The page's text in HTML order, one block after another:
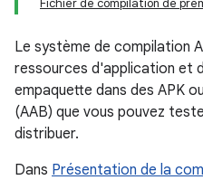
Fichier de compilation de
Le système de compilation
ressources d'application et
empaquette dans des APK
(AAB) que vous pouvez
distribuer.
Dans Présentation de la